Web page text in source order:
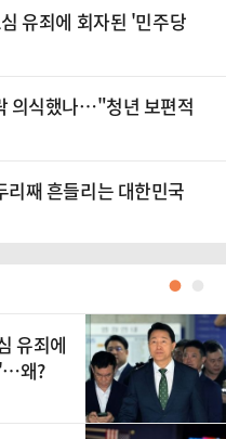
능성 99%" 등
유죄에 회자된 '민주당
의식했나…"청년 보편적
리째 흔들리는 대한민국
●
유죄에
왜?